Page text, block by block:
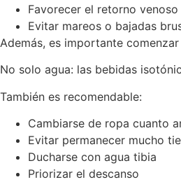
Favorecer el retorno venoso
Evitar mareos o bajadas
Además, es importante
No solo agua: las bebidas
También es recomendable:
Cambiarse de ropa cuanto
Evitar permanecer mucho
Ducharse con agua tibia
Priorizar el descanso